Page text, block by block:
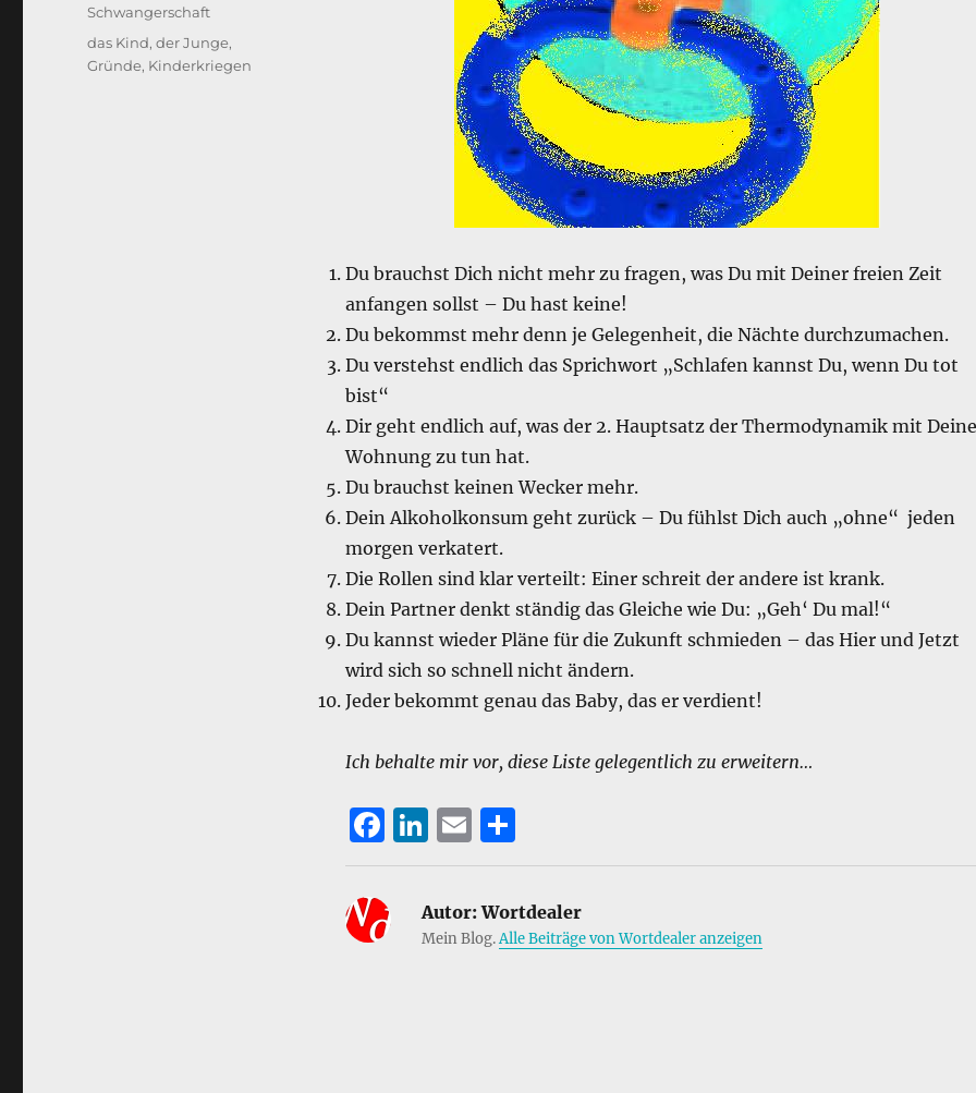
Du brauchst Dich nicht mehr zu fragen, was Du mit Deiner freien Zeit
anfangen sollst – Du hast keine!
Du bekommst mehr denn je Gelegenheit, die Nächte durchzumachen.
Du verstehst endlich das Sprichwort „Schlafen kannst Du, wenn Du tot
bist“
Dir geht endlich auf, was der 2. Hauptsatz der Thermodynamik mit
Wohnung zu tun hat.
Du brauchst keinen Wecker mehr.
Dein Alkoholkonsum geht zurück – Du fühlst Dich auch „ohne“ jeden
morgen verkatert.
Die Rollen sind klar verteilt: Einer schreit der andere ist krank.
Dein Partner denkt ständig das Gleiche wie Du: „Geh‘ Du mal!“
Du kannst wieder Pläne für die Zukunft schmieden – das Hier und Jetzt
wird sich so schnell nicht ändern.
Jeder bekommt genau das Baby, das er verdient!
Ich behalte mir vor, diese Liste gelegentlich zu erweitern…
F
a
c
e
Li
n
k
e
E
m
ai
l
T
ei
le
n
Autor:Wortdealer
Mein Blog.Alle Beiträge von Wortdealer anzeigen
Schwangerschaft
Schlagwörter
das Kind,der Junge,
Gründe, Kinderkriegen